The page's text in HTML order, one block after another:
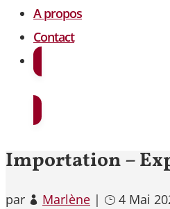
A propos
Contact
Importation –
par Marlène | 4 Mai